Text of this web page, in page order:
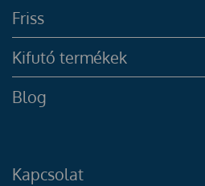
Friss
Kifutó termékek
Blog
Kapcsolat